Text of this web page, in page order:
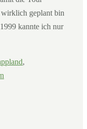
geplant bin
kannte ich nur
,